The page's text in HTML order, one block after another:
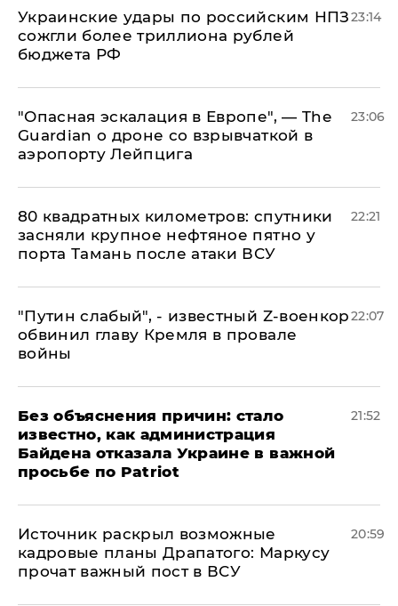
Украинские удары по российским НПЗ
сожгли более триллиона рублей
бюджета РФ
23:14
"Опасная эскалация в Европе", — The
Guardian о дроне со взрывчаткой в
аэропорту Лейпцига
23:06
80 квадратных километров: спутники
засняли крупное нефтяное пятно у
порта Тамань после атаки ВСУ
22:21
​"Путин слабый", - известный Z-военкор
обвинил главу Кремля в провале
войны
22:07
Без объяснения причин: стало
известно, как администрация
Байдена отказала Украине в важной
просьбе по Patriot
21:52
​Источник раскрыл возможные
кадровые планы Драпатого: Маркусу
прочат важный пост в ВСУ
20:59